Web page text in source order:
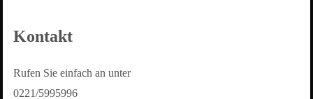
Kontakt
Rufen Sie einfach an unter
0221/5995996